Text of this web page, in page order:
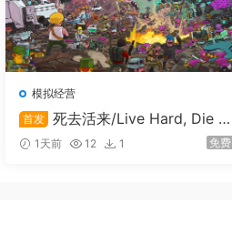
模拟经营
首发
死去活来/Live Hard, Die H
ard1天前 12 1 免费